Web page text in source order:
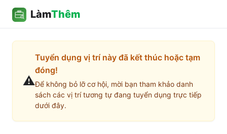
LàmThêm
⚠️
Tuyển dụng vị trí này đã kết thúc hoặc tạm
đóng!
Để không bỏ lỡ cơ hội, mời bạn tham khảo danh
sách các vị trí tương tự đang tuyển dụng trực tiếp
dưới đây.